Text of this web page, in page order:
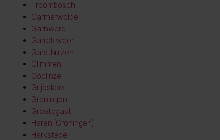
Froombosch
Garmerwolde
Garnwerd
Garrelsweer
Garsthuizen
Glimmen
Godlinze
Grijpskerk
Groningen
Grootegast
Haren (Groningen)
Harkstede